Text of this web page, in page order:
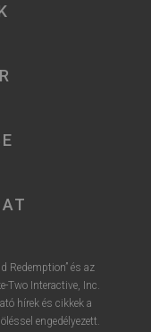
Redemption” és az
Two Interactive, Inc.
hírek és cikkek a
engedélyezett.